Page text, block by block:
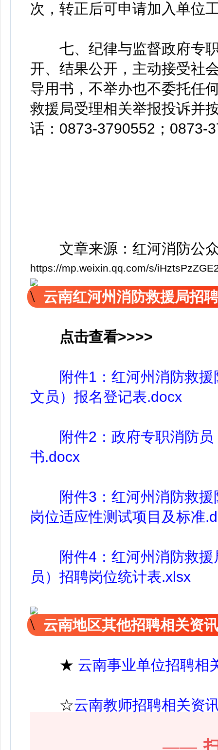
次，转正后可申请加入单位
七、纪律与监督政府专职
开、结果公开，主动接受社
导用书，不举办也不委托任
救援局受理相关举报投诉并
话：0873-3790552；0873-
文章来源：红河消防公
https://mp.weixin.qq.com/s/
云南红河州消防救援局招
点击查看>>>>
附件1：红河州消防救
文员）报名登记表.docx
附件2：政府专职消防员
书.docx
附件3：红河州消防救援
岗位适应性测试项目及标准
附件4：红河州消防救援
员）招聘岗位统计表.xlsx
云南地区其他招聘相关资
★ 云南事业单位招聘相
☆云南教师招聘相关资